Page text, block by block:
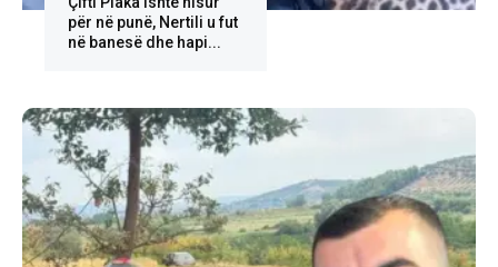
për në punë, Nertili u fut
në banesë dhe hapi...